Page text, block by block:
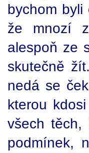
bychom
že mnozí
alespoň ze
skutečně
nedá se
kterou
všech těch,
podmínek,